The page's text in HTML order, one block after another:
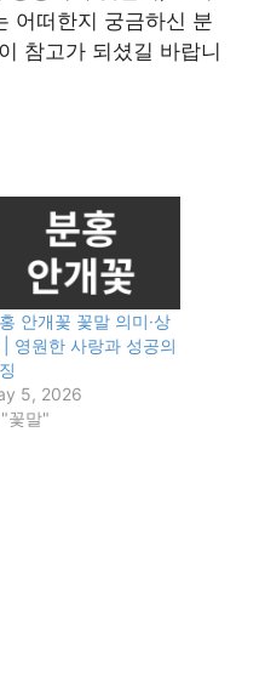
어떠한지 궁금하신 분
참고가 되셨길 바랍니
안개꽃 꽃말 의미·상
| 영원한 사랑과 성공의
5, 2026
꽃말"